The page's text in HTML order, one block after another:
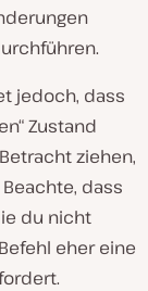
jedoch, dass
Zustand
ziehen,
dass
du nicht
eher eine